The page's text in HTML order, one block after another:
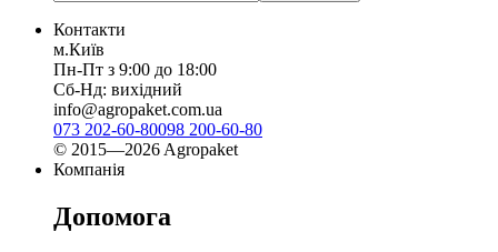
Контакти
м.Київ
Пн-Пт з 9:00 до 18:00
Сб-Нд: вихідний
info@agropaket.com.ua
073 202-60-80098 200-60-80
© 2015—2026 Agropaket
Компанія
Допомога